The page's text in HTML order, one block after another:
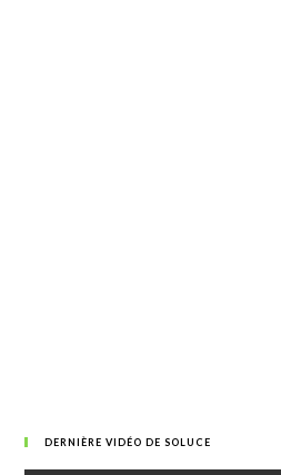
DERNIÈRE VIDÉO DE SOLUCE